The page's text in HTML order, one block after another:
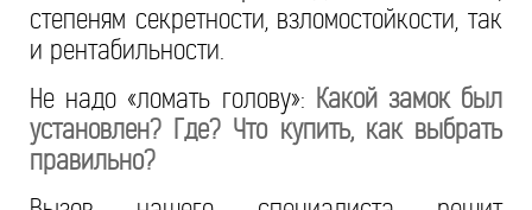
степеням секретности, взломостойкости, так
и рентабильности.
Не надо «ломать голову»: Какой замок был
установлен? Где? Что купить, как выбрать
правильно?